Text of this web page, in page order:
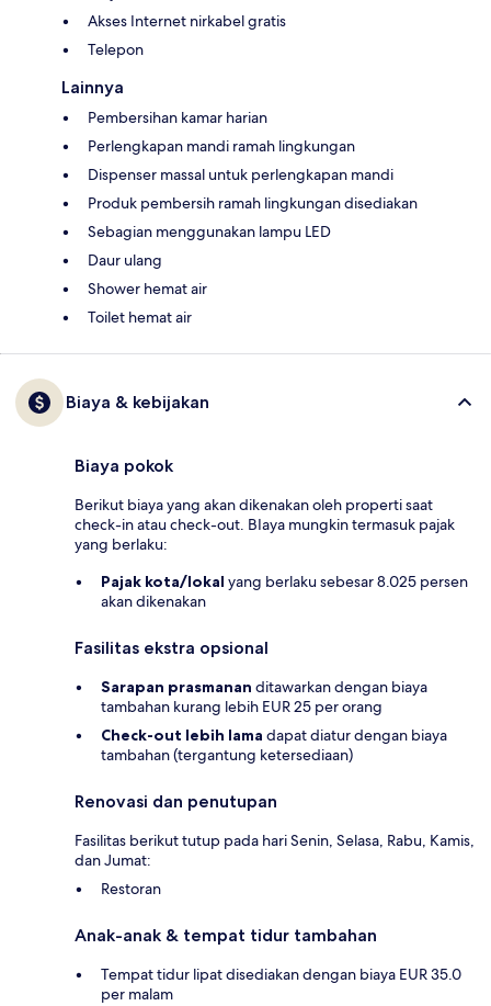
Akses Internet nirkabel gratis
Telepon
Lainnya
Pembersihan kamar harian
Perlengkapan mandi ramah lingkungan
Dispenser massal untuk perlengkapan mandi
Produk pembersih ramah lingkungan disediakan
Sebagian menggunakan lampu LED
Daur ulang
Shower hemat air
Toilet hemat air
Biaya & kebijakan
Biaya pokok
Berikut biaya yang akan dikenakan oleh properti saat
check-in atau check-out. BIaya mungkin termasuk pajak
yang berlaku:
Pajak kota/lokal yang berlaku sebesar 8.025 persen
akan dikenakan
Fasilitas ekstra opsional
Sarapan prasmanan ditawarkan dengan biaya
tambahan kurang lebih EUR 25 per orang
Check-out lebih lama dapat diatur dengan biaya
tambahan (tergantung ketersediaan)
Renovasi dan penutupan
Fasilitas berikut tutup pada hari Senin, Selasa, Rabu, Kamis,
dan Jumat:
Restoran
Anak-anak & tempat tidur tambahan
Tempat tidur lipat disediakan dengan biaya EUR 35.0
per malam